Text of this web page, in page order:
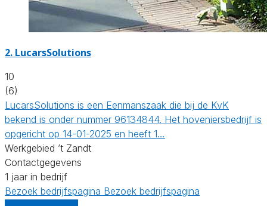
2. LucarsSolutions
10
(6)
LucarsSolutions is een Eenmanszaak die bij de KvK
bekend is onder nummer 96134844. Het hoveniersbedrijf is
opgericht op 14-01-2025 en heeft 1…
Werkgebied ’t Zandt
Contactgegevens
1 jaar in bedrijf
Bezoek bedrijfspagina Bezoek bedrijfspagina